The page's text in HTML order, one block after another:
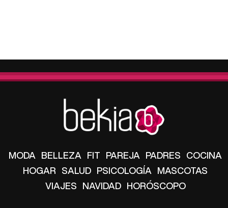
MODA BELLEZA FIT PAREJA PADRES COCINA
HOGAR SALUD PSICOLOGÍA MASCOTAS
VIAJES NAVIDAD HORÓSCOPO